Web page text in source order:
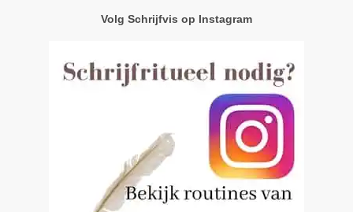
Volg Schrijfvis op Instagram